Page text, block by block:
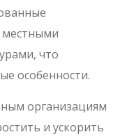
местными
что
особенности.
организациям
и ускорить